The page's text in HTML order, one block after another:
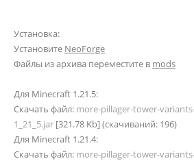
Установка:
Установите NeoForge
Файлы из архива переместите в mods
Для Minecraft 1.21.5:
Скачать файл: more-pillager-tower-
1_21_5.jar [321.78 Kb] (cкачиваний: 196)
Для Minecraft 1.21.4:
Скачать файл: more-pillager-tower-